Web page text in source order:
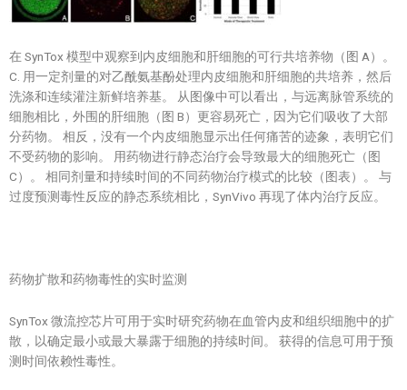
在 SynTox 模型中观察到内皮细胞和肝细胞的可行共培养物（图 A）。
C. 用一定剂量的对乙酰氨基酚处理内皮细胞和肝细胞的共培养，然后
洗涤和连续灌注新鲜培养基。 从图像中可以看出，与远离脉管系统的
细胞相比，外围的肝细胞（图 B）更容易死亡，因为它们吸收了大部
分药物。 相反，没有一个内皮细胞显示出任何痛苦的迹象，表明它们
不受药物的影响。 用药物进行静态治疗会导致最大的细胞死亡（图
C）。 相同剂量和持续时间的不同药物治疗模式的比较（图表）。 与
过度预测毒性反应的静态系统相比，SynVivo 再现了体内治疗反应。
药物扩散和药物毒性的实时监测
SynTox 微流控芯片可用于实时研究药物在血管内皮和组织细胞中的扩
散，以确定最小或最大暴露于细胞的持续时间。 获得的信息可用于预
测时间依赖性毒性。